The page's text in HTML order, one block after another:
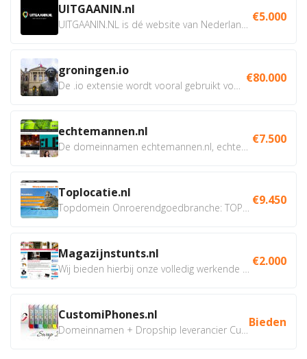
UITGAANIN.nl €5.000
groningen.io €80.000
echtemannen.nl €7.500
Toplocatie.nl €9.450
Magazijnstunts.nl €2.000
CustomiPhones.nl Bieden